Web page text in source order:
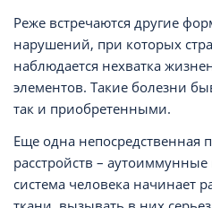
Реже встречаются другие
нарушений, при которых
наблюдается нехватка
элементов. Такие болезни
так и приобретенными.
Еще одна
расстройств –
система человека начинает